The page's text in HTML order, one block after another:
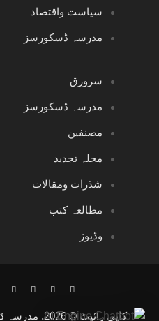
سیاست واقتصاد
مدرسہ ڈسکورسز
سرورق
مدرسہ ڈسکورسز
مصنفین
مجلہ تجدید
شذرات ومقالات
مطالعہ کتب
وڈیوز
کاپی رائیٹ © 2026. مدرسہ ڈسکورسز